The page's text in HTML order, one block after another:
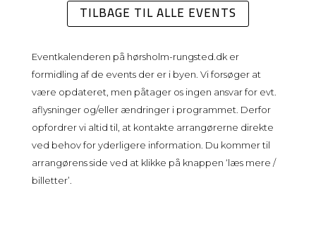
TILBAGE TIL ALLE EVENTS
Eventkalenderen på hørsholm-rungsted.dker
formidling af de events der er i byen. Vi forsøger at
være opdateret, men påtager os ingen ansvar for evt.
aflysninger og/eller ændringer i programmet. Derfor
opfordrer vi altid til, at kontakte arrangørerne direkte
ved behov for yderligere information. Du kommer til
arrangørens side ved at klikke på knappen ‘læs mere /
billetter’.